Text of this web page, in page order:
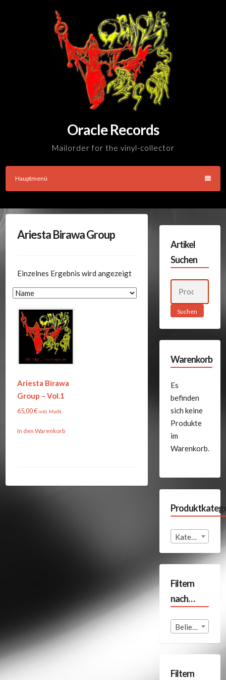
Oracle Records
Mailorder for the vinyl-collector
Hauptmenü
Ariesta Birawa Group
Einzelnes Ergebnis wird angezeigt
Ariesta Birawa
Group – Vol.1
65,00€inkl. MwSt.
In den Warenkorb
Artikel
Suchen
Suchen
Warenkorb
Es
befinden
sich keine
Produkte
im
Warenkorb.
Kategorie auswählen
Filtern
nach…
Beliebige Format
Filtern